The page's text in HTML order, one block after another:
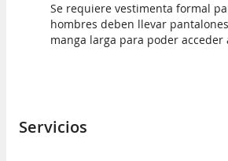
Se requiere vestimenta formal
hombres deben llevar
manga larga para poder
Servicios